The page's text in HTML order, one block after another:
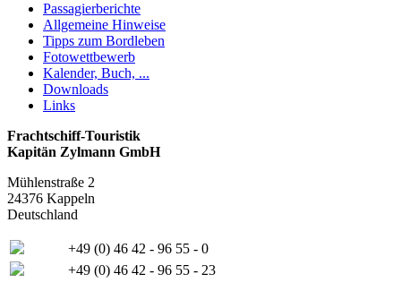
Passagierberichte
Allgemeine Hinweise
Tipps zum Bordleben
Fotowettbewerb
Kalender, Buch, ...
Downloads
Links
Frachtschiff-Touristik
Kapitän Zylmann GmbH
Mühlenstraße 2
24376 Kappeln
Deutschland
+49 (0) 46 42 - 96 55 - 0
+49 (0) 46 42 - 96 55 - 23